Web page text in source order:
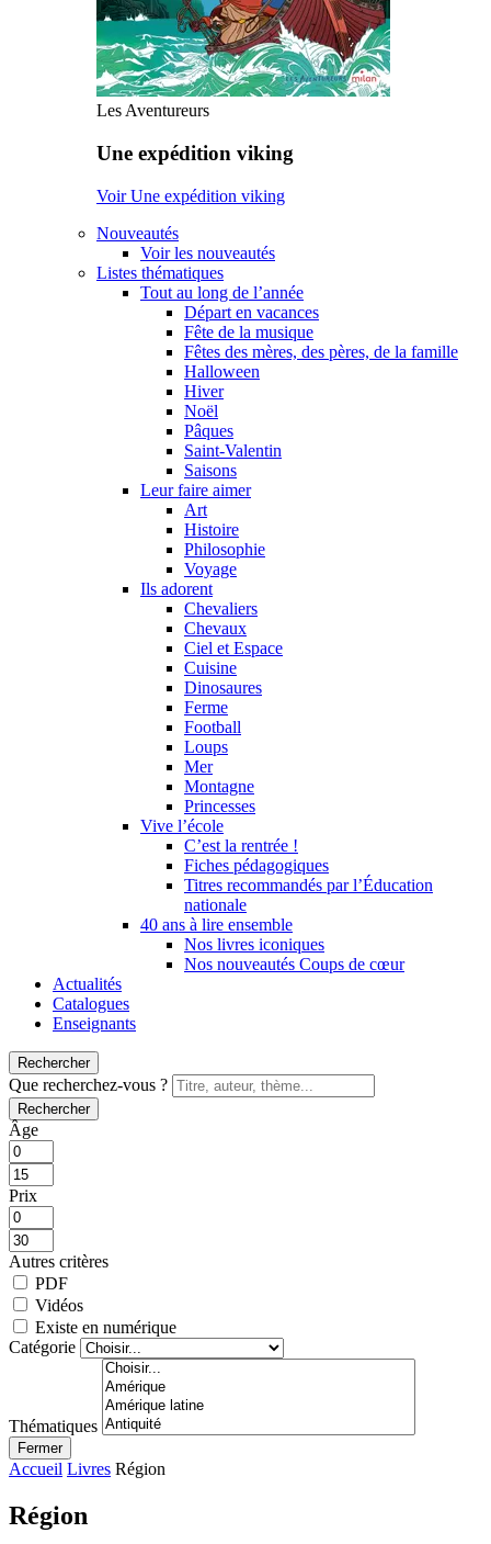
Les Aventureurs
Une expédition viking
Voir Une expédition viking
Nouveautés
Voir les nouveautés
Listes thématiques
Tout au long de l’année
Départ en vacances
Fête de la musique
Fêtes des mères, des pères, de la famille
Halloween
Hiver
Noël
Pâques
Saint-Valentin
Saisons
Leur faire aimer
Art
Histoire
Philosophie
Voyage
Ils adorent
Chevaliers
Chevaux
Ciel et Espace
Cuisine
Dinosaures
Ferme
Football
Loups
Mer
Montagne
Princesses
Vive l’école
C’est la rentrée !
Fiches pédagogiques
Titres recommandés par l’Éducation
nationale
40 ans à lire ensemble
Nos livres iconiques
Nos nouveautés Coups de cœur
Actualités
Catalogues
Enseignants
Rechercher
Que recherchez-vous ?
Rechercher
Âge
Prix
Autres critères
PDF
Vidéos
Existe en numérique
Catégorie
Thématiques
Fermer
Accueil Livres Région
Région